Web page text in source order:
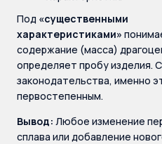
Под «существенными
характеристиками»
содержание (масса)
определяет пробу изделия.
законодательства, именно
первостепенным.
Вывод: Любое изменение
сплава или добавление